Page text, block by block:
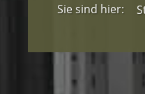
Sie sind hier: